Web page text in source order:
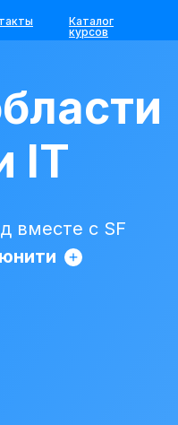
Каталог
курсов
IT
вместе с SF